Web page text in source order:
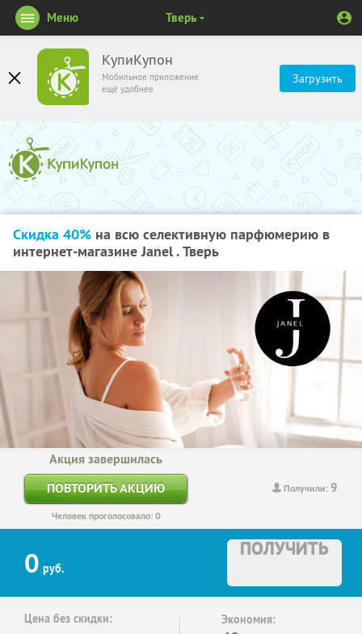
КупиКупон
Мобильное приложение
ещё удобнее
Загрузить
Меню Тверь
Скидка 40% на всю селективную парфюмерию в
интернет-магазине Janel . Тверь
Получили:9
Акция завершилась
ПОВТОРИТЬ АКЦИЮ
Человек проголосовало: 0
0 руб.
ПОЛУЧИТЬ
Цена без скидки: Экономия: